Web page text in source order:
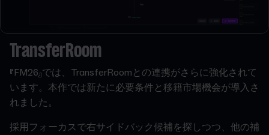
TransferRoom
『FM26』では、TransferRoomとの連携がさらに強化されて
います。本作では新たに必要条件と移籍市場機会が導入さ
れました。
採用フォーカスで右サイドバック候補を探しつつ、他の補